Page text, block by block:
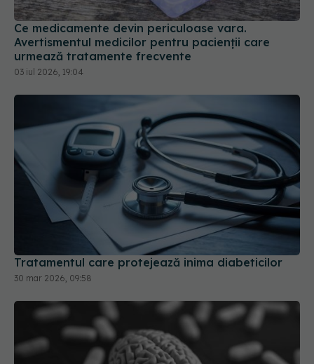
Ce medicamente devin periculoase vara.
Avertismentul medicilor pentru pacienții care
urmează tratamente frecvente
03 iul 2026, 19:04
Tratamentul care protejează inima diabeticilor
30 mar 2026, 09:58